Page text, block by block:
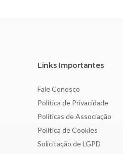
Links Importantes
Fale Conosco
Política de Privacidade
Políticas de Associação
Política de Cookies
Solicitação de LGPD